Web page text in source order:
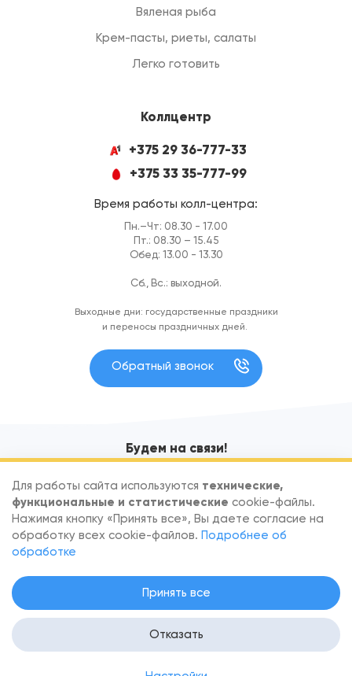
Для работы сайта используются технические,
функциональные и статистические cookie-файлы.
Нажимая кнопку «Принять все», Вы даете согласие на
обработку всех cookie-файлов. Подробнее об
обработке
Принять все
Отказать
Вяленая рыба
Крем-пасты, риеты, салаты
Легко готовить
Коллцентр
+375 29 36-777-33
+375 33 35-777-99
Время работы колл-центра:
Пн.–Чт: 08.30 - 17.00
Пт.: 08.30 – 15.45
Обед: 13.00 - 13.30
Сб., Вс.: выходной.
Выходные дни: государственные праздники
и переносы праздничных дней.
Обратный звонок
Будем на связи!
По вопросам сотрудничества обращайтесьinfo@goodfish.by.
Настройка согласия на файлы Cookie
Политика в отношении обработки персональных данных. Вся
информация на сайте — собственность интернет-магазина
Goodfish.by. Все права защищены. Публикация информации
с сайта без разрешения правообладателя запрещена.